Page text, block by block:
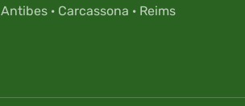
Antibes · Carcassona · Reims